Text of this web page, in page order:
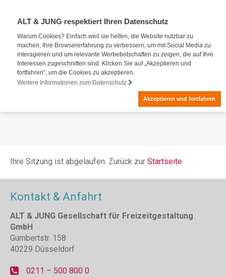
ALT & JUNG respektiert Ihren Datenschutz
Warum Cookies? Einfach weil sie helfen, die Website nutzbar zu
machen, Ihre Browsererfahrung zu verbessern, um mit Social Media zu
interagieren und um relevante Werbebotschaften zu zeigen, die auf Ihre
Interessen zugeschnitten sind. Klicken Sie auf „Akzeptieren und
fortfahren", um die Cookies zu akzeptieren.
Weitere Informationen zum Datenschutz
Akzeptieren und fortfahren
Ihre Sitzung ist abgelaufen. Zurück zur Startseite
Kontakt & Anfahrt
ALT & JUNG Gesellschaft für Freizeitgestaltung
GmbH
Gumbertstr. 158
40229 Düsseldorf
0211 – 500 800 0